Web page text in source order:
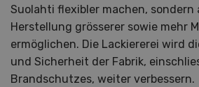
Suolahti flexibler machen, sondern
Herstellung grösserer sowie mehr
ermöglichen. Die Lackiererei wird
und Sicherheit der Fabrik,
Brandschutzes, weiter verbessern.